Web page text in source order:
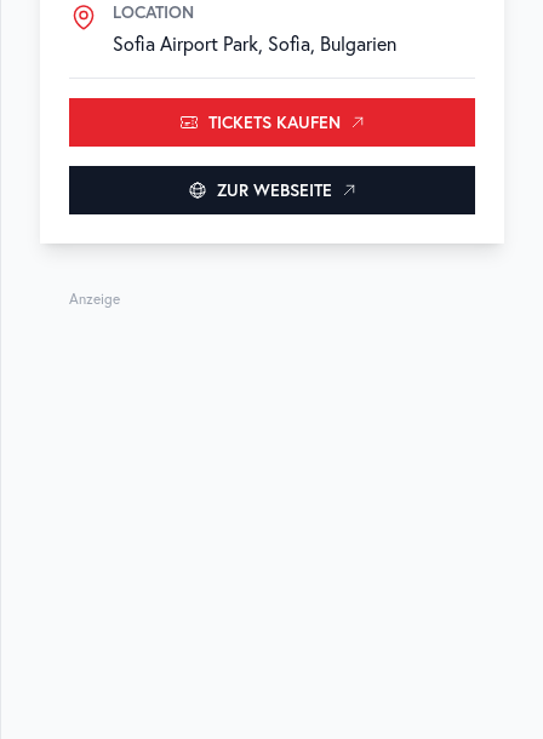
LOCATION
Sofia Airport Park, Sofia, Bulgarien
TICKETS KAUFEN
ZUR WEBSEITE
Anzeige